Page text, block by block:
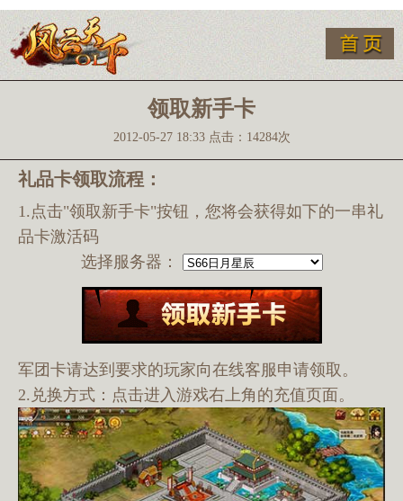
领取新手卡
2012-05-27 18:33 点击：14284次
礼品卡领取流程：
1.点击"领取新手卡"按钮，您将会获得如下的一串礼
品卡激活码
选择服务器：
军团卡请达到要求的玩家向在线客服申请领取。
2.兑换方式：点击进入游戏右上角的充值页面。